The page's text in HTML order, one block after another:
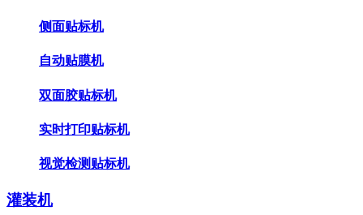
侧面贴标机
自动贴膜机
双面胶贴标机
实时打印贴标机
视觉检测贴标机
灌装机